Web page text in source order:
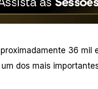
36
dos mais